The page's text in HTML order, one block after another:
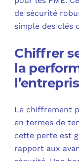
de sécurité
simple des clés
Chiffrer
la
Le chiffrement
en termes de
cette perte est
rapport aux